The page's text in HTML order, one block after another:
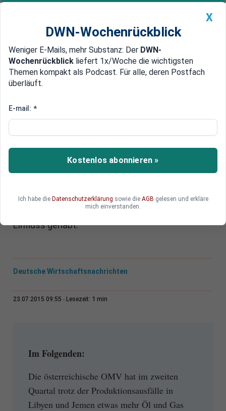
Newsticker MEIN DWN: Geldanlage Premium
Edelmetalle DWN-Magazin China
307.000 Barrel pro Tag,
OMV fördert im zweiten Quartal
mehr Öl und Gas
Der österreichische Öl-Riese OMV hat im zweiten
gestiegene Ölpreis und die Entwicklung des Euro-
Einfluss gehabt.
Deutsche Wirtschaftsnachrichten
23.07.2015 09:55 Lesezeit: 1 min
Im Folgenden:
Die österreichische OMV hat im zweiten
Quartal trotz der Produktionsausfälle in
Libyen und Jemen etwas mehr Öl und Gas
X
DWN-Wochenrückblick
Weniger E-Mails, mehr Substanz: Der DWN-
Wochenrückblick liefert 1x/Woche die wichtigsten
Themen kompakt als Podcast. Für alle, deren Postfach
überläuft.
E-mail: *
Kostenlos abonnieren »
Ich habe die Datenschutzerklärung sowie die AGB gelesen und erkläre
mich einverstanden.